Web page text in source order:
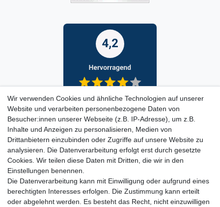
Wir verwenden Cookies und ähnliche Technologien auf unserer
Website und verarbeiten personenbezogene Daten von
Besucher:innen unserer Webseite (z.B. IP-Adresse), um z.B.
Inhalte und Anzeigen zu personalisieren, Medien von
Drittanbietern einzubinden oder Zugriffe auf unsere Website zu
analysieren. Die Datenverarbeitung erfolgt erst durch gesetzte
Cookies. Wir teilen diese Daten mit Dritten, die wir in den
Einstellungen benennen.
Die Datenverarbeitung kann mit Einwilligung oder aufgrund eines
berechtigten Interesses erfolgen. Die Zustimmung kann erteilt
oder abgelehnt werden. Es besteht das Recht, nicht einzuwilligen